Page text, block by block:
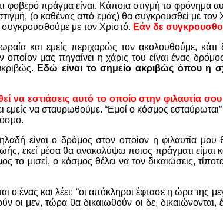
φοβερό πράγμα είναι. Κάποια στιγμή το φρόνημα
(ο καθένας από εμάς) θα συγκρουσθεί με τον
με τον Χριστό. Εάν δε
και εμείς περιχαρώς τον ακολουθούμε,
μας πηγαίνει η χάρις του είναι ένας
Εδώ είναι το σημείο ακριβώς όπου η
να εστιάσεις αυτό το οποίο στην φιλαυτία
να σταυρωθούμε. “Εμοί ο κόσμος
είναι ο δρόμος στον οποίον η φιλαυτία μου
εκεί μέσα θα ανακαλύψω ποιος πράγματι είμαι
μισεί, ο κόσμος θέλει να τον δικαιώσεις,
ένας και λέει: “οι απόκληροι έφτασε η ώρα της
μεν, τώρα θα δικαιωθούν οι δε, δικαιώνονται,